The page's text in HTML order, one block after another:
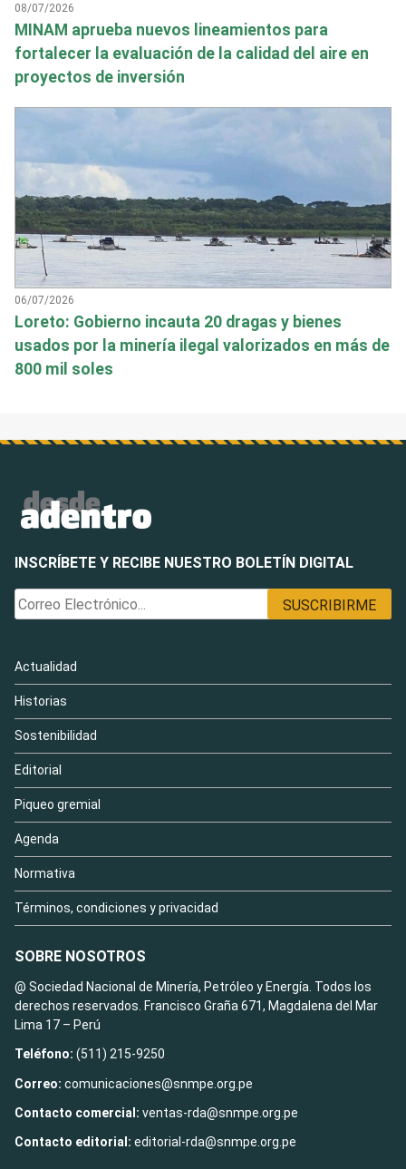
08/07/2026
MINAM aprueba nuevos lineamientos para
fortalecer la evaluación de la calidad del aire en
proyectos de inversión
06/07/2026
Loreto: Gobierno incauta 20 dragas y bienes
usados por la minería ilegal valorizados en más de
800 mil soles
INSCRÍBETE Y RECIBE NUESTRO BOLETÍN DIGITAL
Actualidad
Historias
Sostenibilidad
Editorial
Piqueo gremial
Agenda
Normativa
Términos, condiciones y privacidad
SOBRE NOSOTROS
@ Sociedad Nacional de Minería, Petróleo y Energía. Todos los
derechos reservados. Francisco Graña 671, Magdalena del Mar
Lima 17 – Perú
Teléfono: (511) 215-9250
Correo: comunicaciones@snmpe.org.pe
Contacto comercial: ventas-rda@snmpe.org.pe
Contacto editorial: editorial-rda@snmpe.org.pe